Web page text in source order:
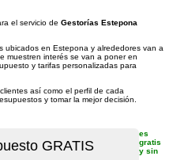
el servicio de Gestorías Estepona
ubicados en Estepona y alrededores van a
muestren interés se van a poner en
y tarifas personalizadas para
así como el perfil de cada
y tomar la mejor decisión.
es
gratis
y sin